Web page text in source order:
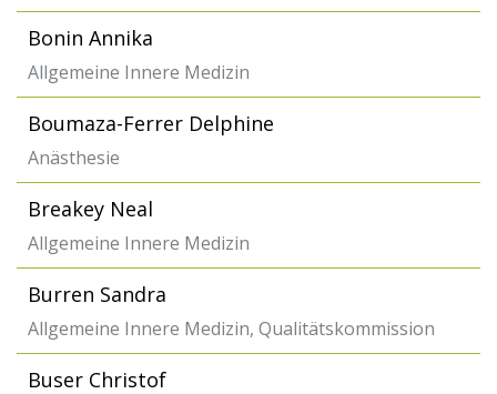
Bonin Annika
Allgemeine Innere Medizin
Boumaza-Ferrer Delphine
Anästhesie
Breakey Neal
Allgemeine Innere Medizin
Burren Sandra
Allgemeine Innere Medizin, Qualitätskommission
Buser Christof